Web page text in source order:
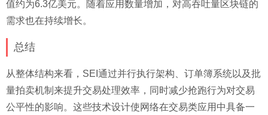
值约为6.3亿美元。随着应用数量增加，对高吞吐量区块链的
需求也在持续增长。
总结
从整体结构来看，SEI通过并行执行架构、订单簿系统以及批
量拍卖机制来提升交易处理效率，同时减少抢跑行为对交易
公平性的影响。这些技术设计使网络在交易类应用中具备一